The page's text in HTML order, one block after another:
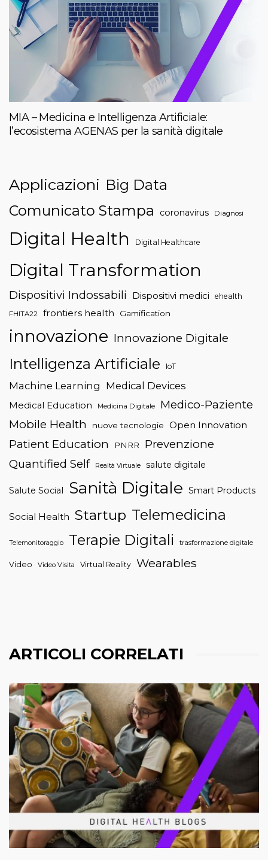
MIA – Medicina e Intelligenza Artificiale:
l’ecosistema AGENAS per la sanità digitale
Applicazioni Big Data
Comunicato Stampa
coronavirus Diagnosi
Digital Health Digital Healthcare
Digital Transformation
Dispositivi Indossabili Dispositivi medici ehealth
FHITA22 frontiers health Gamification
innovazione Innovazione Digitale
Intelligenza Artificiale IoT
Machine Learning Medical Devices
Medical Education Medicina Digitale
Medico-Paziente
Mobile Health
nuove tecnologie Open Innovation
Patient Education PNRR
Prevenzione
Quantified Self
Realtà Virtuale salute digitale
Salute Social Sanità Digitale Smart Products
Social Health Startup Telemedicina
Telemonitoraggio Terapie Digitali trasformazione digitale
Video Video Visita Virtual Reality Wearables
ARTICOLI CORRELATI